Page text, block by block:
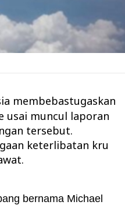
membebastugaskan
usai muncul laporan
tersebut.
keterlibatan kru
bernama Michael